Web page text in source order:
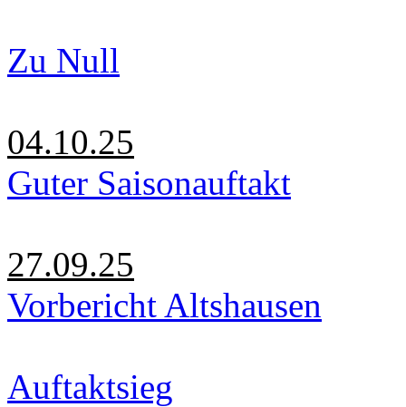
Zu Null
04.10.25
Guter Saisonauftakt
27.09.25
Vorbericht Altshausen
Auftaktsieg